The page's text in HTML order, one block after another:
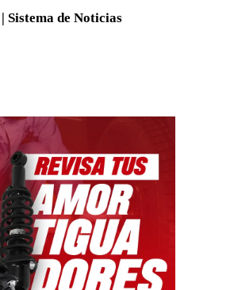
Sistema de Noticias